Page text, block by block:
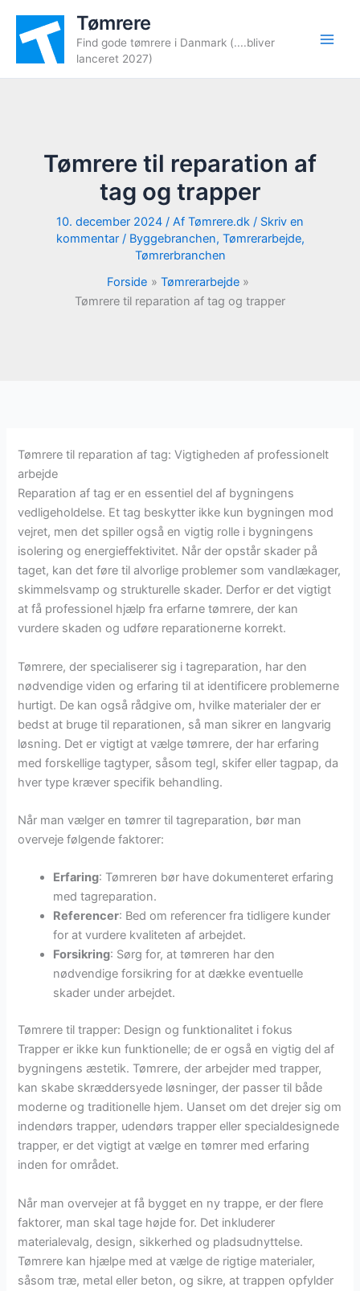
indholdet
Tømrere
Find gode tømrere i Danmark (....bliver
lanceret 2027)
Tømrere til reparation af
tag og trapper
10. december 2024 / Af Tømrere.dk / Skriv en
kommentar / Byggebranchen, Tømrerarbejde,
Tømrerbranchen
Forside
Tømrerarbejde
Tømrere til reparation af tag og trapper
Tømrere til reparation af tag: Vigtigheden af professionelt
arbejde
Reparation af tag er en essentiel del af bygningens
vedligeholdelse. Et tag beskytter ikke kun bygningen mod
vejret, men det spiller også en vigtig rolle i bygningens
isolering og energieffektivitet. Når der opstår skader på
taget, kan det føre til alvorlige problemer som vandlækager,
skimmelsvamp og strukturelle skader. Derfor er det vigtigt
at få professionel hjælp fra erfarne tømrere, der kan
vurdere skaden og udføre reparationerne korrekt.
Tømrere, der specialiserer sig i tagreparation, har den
nødvendige viden og erfaring til at identificere problemerne
hurtigt. De kan også rådgive om, hvilke materialer der er
bedst at bruge til reparationen, så man sikrer en langvarig
løsning. Det er vigtigt at vælge tømrere, der har erfaring
med forskellige tagtyper, såsom tegl, skifer eller tagpap, da
hver type kræver specifik behandling.
Når man vælger en tømrer til tagreparation, bør man
overveje følgende faktorer:
Erfaring: Tømreren bør have dokumenteret erfaring
med tagreparation.
Referencer: Bed om referencer fra tidligere kunder
for at vurdere kvaliteten af arbejdet.
Forsikring: Sørg for, at tømreren har den
nødvendige forsikring for at dække eventuelle
skader under arbejdet.
Tømrere til trapper: Design og funktionalitet i fokus
Trapper er ikke kun funktionelle; de er også en vigtig del af
bygningens æstetik. Tømrere, der arbejder med trapper,
kan skabe skræddersyede løsninger, der passer til både
moderne og traditionelle hjem. Uanset om det drejer sig om
indendørs trapper, udendørs trapper eller specialdesignede
trapper, er det vigtigt at vælge en tømrer med erfaring
inden for området.
Når man overvejer at få bygget en ny trappe, er der flere
faktorer, man skal tage højde for. Det inkluderer
materialevalg, design, sikkerhed og pladsudnyttelse.
Tømrere kan hjælpe med at vælge de rigtige materialer,
såsom træ, metal eller beton, og sikre, at trappen opfylder